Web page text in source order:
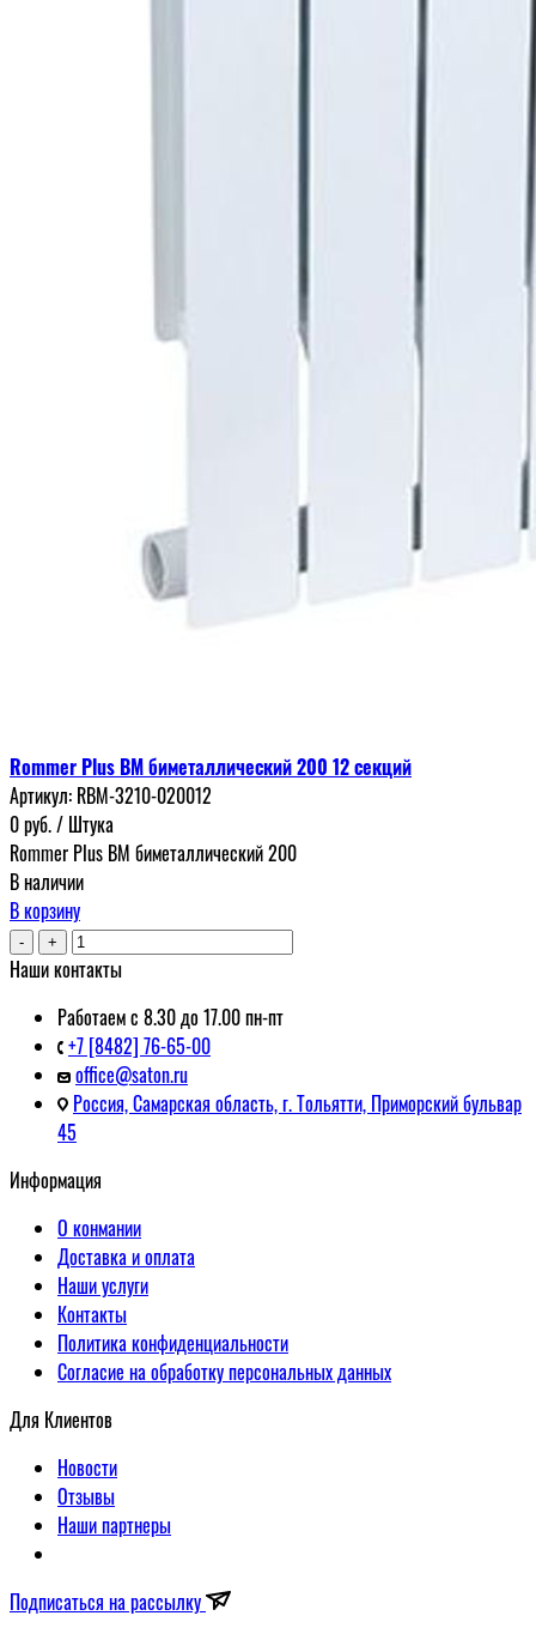
Rommer Plus BM биметаллический 200 12 секций
Артикул: RBM-3210-020012
0руб./ Штука
Rommer Plus BM биметаллический 200
В наличии
В корзину
- +
Наши контакты
Работаем с 8.30 до 17.00 пн-пт
+7 [8482] 76-65-00
office@saton.ru
Россия, Самарская область, г. Тольятти, Приморский бульвар
45
Информация
О конмании
Доставка и оплата
Наши услуги
Контакты
Политика конфиденциальности
Согласие на обработку персональных данных
Для Клиентов
Новости
Отзывы
Наши партнеры
Подписаться на рассылку